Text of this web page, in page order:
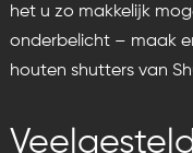
het u zo makkelijk
onderbelicht – maak
houten shutters van